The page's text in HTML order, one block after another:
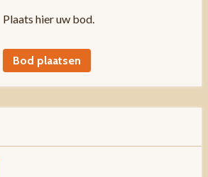
Plaats hier uw bod.
Bod plaatsen